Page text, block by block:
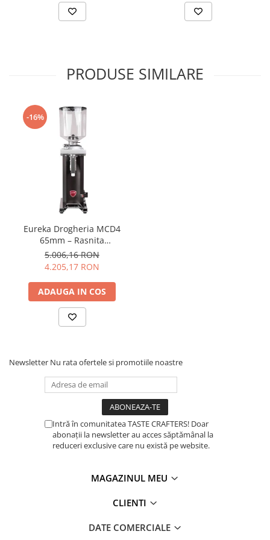
PRODUSE SIMILARE
-16%
Eureka Drogheria MCD4
65mm – Rasnita
Profesionala de Mare
Capacitate pentru Macinare
la Volum, Ideala pentru
Cafea Filtru si Utilizare
Comerciala Intensiva –
Negru Mat
5.006,16 RON
4.205,17 RON
ADAUGA IN COS
Newsletter Nu rata ofertele si promotiile noastre
Intră în comunitatea TASTE CRAFTERS! Doar
abonații la newsletter au acces săptămânal la
reduceri exclusive care nu există pe website.
MAGAZINUL MEU
CLIENTI
DATE COMERCIALE